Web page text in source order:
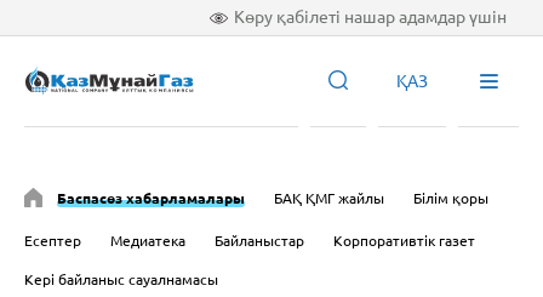
Көру қабілеті нашар адамдар үшін
ҚАЗ
Баспасөз хабарламалары БАҚ ҚМГ жайлы Білім қоры
Есептер Медиатека Байланыстар Корпоративтік газет
Кері байланыс сауалнамасы